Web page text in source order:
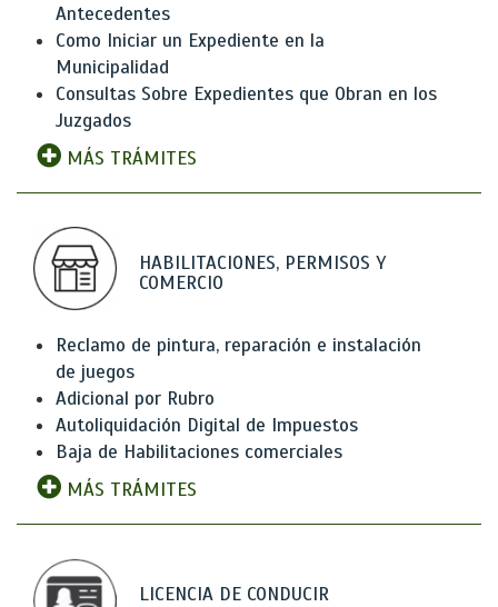
Antecedentes
Como Iniciar un Expediente en la
Municipalidad
Consultas Sobre Expedientes que Obran en los
Juzgados
MÁS TRÁMITES
HABILITACIONES, PERMISOS Y
COMERCIO
Reclamo de pintura, reparación e instalación
de juegos
Adicional por Rubro
Autoliquidación Digital de Impuestos
Baja de Habilitaciones comerciales
MÁS TRÁMITES
LICENCIA DE CONDUCIR